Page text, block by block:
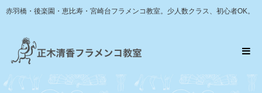
赤羽橋・後楽園・恵比寿・宮崎台フラメンコ教室。少人数クラス、初心者OK。